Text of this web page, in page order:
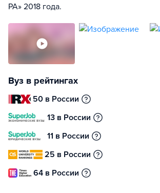
РА» 2018 года.
Вуз в рейтингах
50 в России
13 в России
11 в России
25 в России
64 в России